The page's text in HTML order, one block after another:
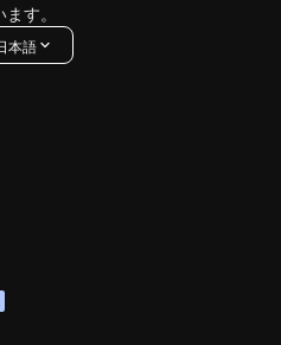
す。
本語